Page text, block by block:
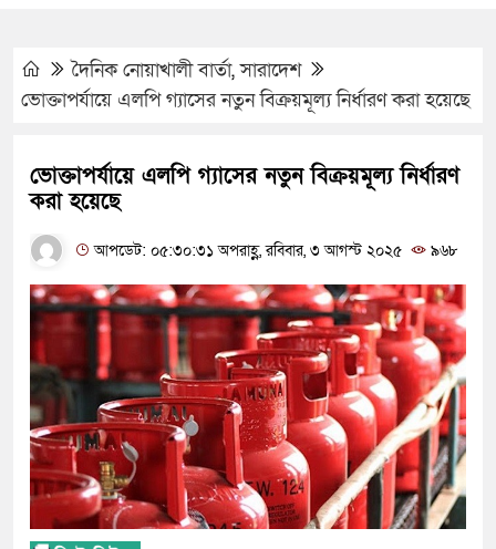
দৈনিক নোয়াখালী বার্তা,সারাদেশ
ভোক্তাপর্যায়ে এলপি গ্যাসের নতুন বিক্রয়মূল্য নির্ধারণ করা হয়েছে
ভোক্তাপর্যায়ে এলপি গ্যাসের নতুন বিক্রয়মূল্য নির্ধারণ
করা হয়েছে
আপডেট: ০৫:৩০:৩১ অপরাহ্ণ, রবিবার, ৩ আগস্ট ২০২৫ ৯৬৮